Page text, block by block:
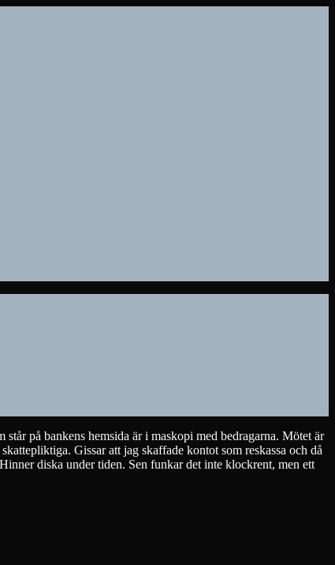
på bankens hemsida är i maskopi med bedragarna. Mötet är
Gissar att jag skaffade kontot som reskassa och då
diska under tiden. Sen funkar det inte klockrent, men ett